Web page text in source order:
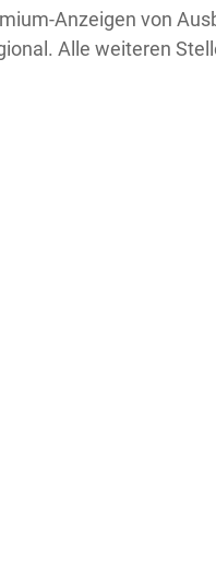
Anzeigen von
Alle weiteren